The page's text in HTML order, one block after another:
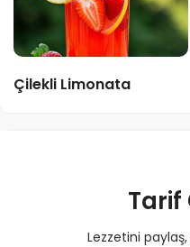
Çilekli Limonata
Tarif
Lezzetini